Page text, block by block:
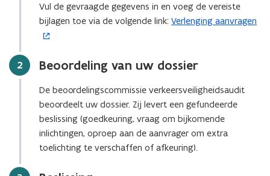
e
u
e
Vul de gevraagde gegevens in en voeg de vereiste
bijlagen toe via de volgende link: Verlenging aanvragen
(
e
t
i
n
n
i
Stap
2 Beoordeling van uw dossier
De beoordelingscommissie verkeersveiligheidsaudit
beoordeelt uw dossier. Zij levert een gefundeerde
beslissing (goedkeuring, vraag om bijkomende
inlichtingen, oproep aan de aanvrager om extra
toelichting te verschaffen of afkeuring).